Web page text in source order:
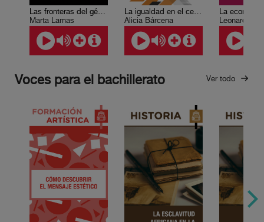
Las fronteras del género
Marta Lamas
La igualdad en el centro del desarrollo sostenible
Alicia Bárcena
Voces para el bachillerato Ver todo